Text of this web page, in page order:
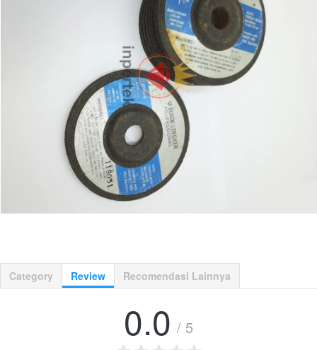
Category Review Recomendasi Lainnya
0.0 / 5